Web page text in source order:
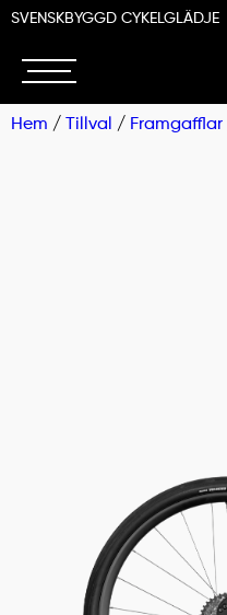
SVENSKBYGGD CYKELGLÄDJE
Hem / Tillval / Framgafflar